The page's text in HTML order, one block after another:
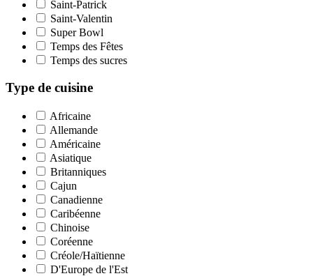
Saint-Patrick
Saint-Valentin
Super Bowl
Temps des Fêtes
Temps des sucres
Type de cuisine
Africaine
Allemande
Américaine
Asiatique
Britanniques
Cajun
Canadienne
Caribéenne
Chinoise
Coréenne
Créole/Haïtienne
D'Europe de l'Est